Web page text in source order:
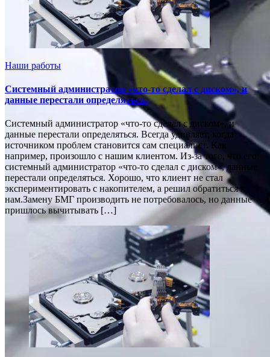
Наши работы
Системный администратор «что-то сделал с диском», и
данные перестали определяться.
Системный администратор «что-то сделал с диском», и
данные перестали определяться. Всегда удивляет, когда
источником проблем становится сам специалист. Как
например, произошло с нашим клиентом. Из-за того, что его
системный администратор «что-то сделал с диском», данные
перестали определяться. Хорошо, что клиент не стал
экспериментировать с накопителем, а решил обратиться к
нам.Замену БМГ производить не потребовалось, но данные
пришлось вычитывать […]